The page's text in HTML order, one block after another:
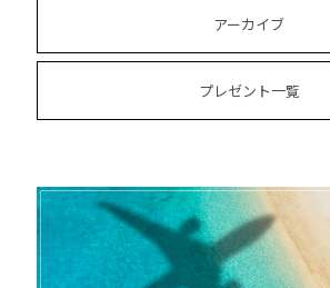
アーカイブ
プレゼント一覧